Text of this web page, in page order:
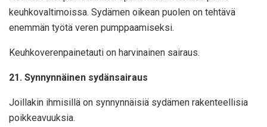
keuhkovaltimoissa. Sydämen oikean puolen on tehtävä
enemmän työtä veren pumppaamiseksi.
Keuhkoverenpainetauti on harvinainen sairaus.
21. Synnynnäinen sydänsairaus
Joillakin ihmisillä on synnynnäisiä sydämen rakenteellisia
poikkeavuuksia.